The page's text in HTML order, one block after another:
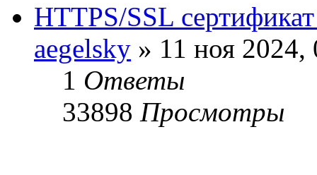
HTTPS/SSL
aegelsky » 11 ноя 2024,
1 Ответы
33898 Просмотры